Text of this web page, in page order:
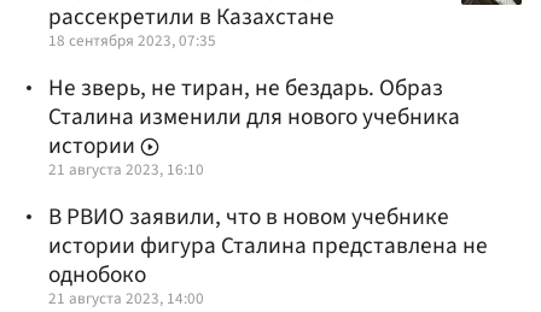
рассекретили в Казахстане
18 сентября 2023, 07:35
Не зверь, не тиран, не бездарь. Образ
Сталина изменили для нового учебника
истории
21 августа 2023, 16:10
В РВИО заявили, что в новом учебнике
истории фигура Сталина представлена не
однобоко
21 августа 2023, 14:00